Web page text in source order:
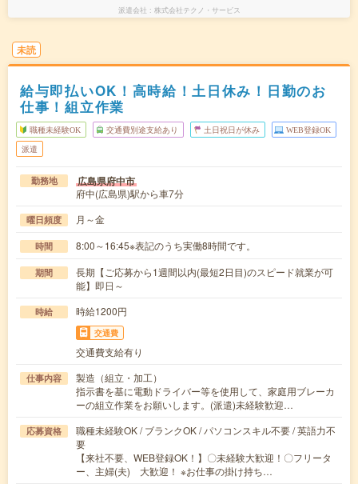
派遣会社 株式会社テクノ・サービス
未読
給与即払いOK！高時給！土日休み！日勤のお
仕事！組立作業
職種未経験OK 交通費別途支給あり 土日祝日が休み WEB登録OK
派遣
勤務地 広島県府中市
府中(広島県)駅から車7分
曜日頻度 月～金
時間 8:00～16:45※表記のうち実働8時間です。
期間
長期【ご応募から1週間以内(最短2日目)のスピード就業が可
能】即日～
時給 時給1200円
交通費
交通費支給有り
仕事内容
製造（組立・加工）
指示書を基に電動ドライバー等を使用して、家庭用ブレーカ
ーの組立作業をお願いします。(派遣)未経験歓迎…
応募資格
職種未経験OK / ブランクOK / パソコンスキル不要 / 英語力不
要
【来社不要、WEB登録OK！】〇未経験大歓迎！〇フリータ
ー、主婦(夫) 大歓迎！ ※お仕事の掛け持ち…